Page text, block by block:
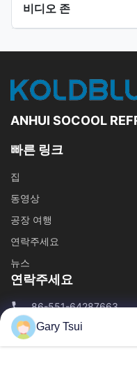
비디오 존
ANHUI SOCOOL
빠른 링크
집
동영상
공장 여행
연락주세요
뉴스
연락주세요
86-551-64287663
86-551-64287663
sales@sincool.net
Gary Tsui